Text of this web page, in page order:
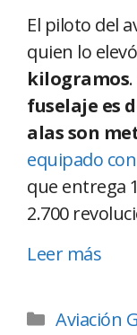
El piloto del
quien lo
kilogramos
fuselaje es
alas son
equipado
que entrega
2.700
Leer más
Aviación